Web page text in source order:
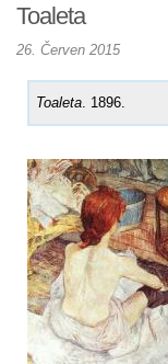
Toaleta
26. Červen 2015
Toaleta . 1896.